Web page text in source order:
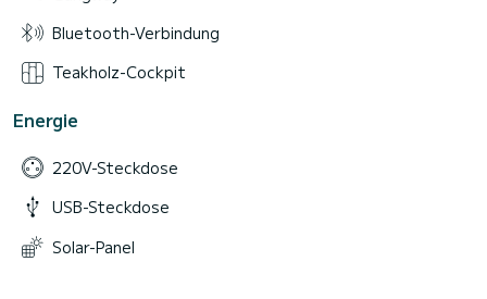
Bluetooth-Verbindung
Teakholz-Cockpit
Energie
220V-Steckdose
USB-Steckdose
Solar-Panel